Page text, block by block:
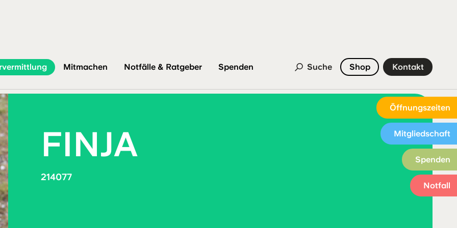
Öffnungszeiten
Mitgliedschaft
Spenden
Notfall
Mitmachen Notfälle & Ratgeber Spenden Suche Shop Kontakt
FINJA
214077